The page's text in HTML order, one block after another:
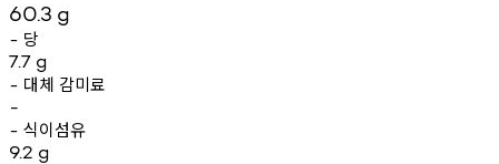
60.3 g
- 당
7.7 g
- 대체 감미료
-
- 식이섬유
9.2 g